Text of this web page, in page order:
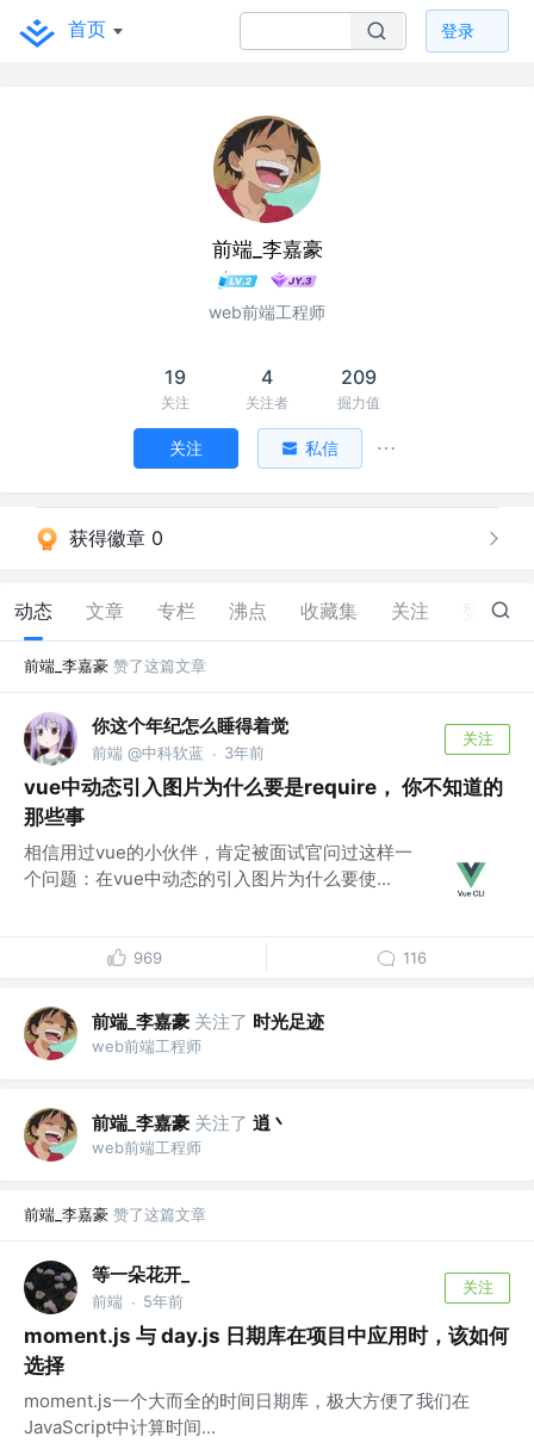
首页 登录
前端_李嘉豪
web前端工程师
19
关注
4
关注者
209
掘力值
关注 私信
获得徽章 0
动态 文章 专栏 沸点 收藏集 关注 7
前端_李嘉豪 赞了这篇文章
你这个年纪怎么睡得着觉
前端 @中科软蓝 · 3年前
关注
vue中动态引入图片为什么要是require， 你不知道的
那些事
相信用过vue的小伙伴，肯定被面试官问过这样一
个问题：在vue中动态的引入图片为什么要使...
969 116
前端_李嘉豪 关注了 时光足迹
web前端工程师
前端_李嘉豪 关注了 逍丶
web前端工程师
前端_李嘉豪 赞了这篇文章
等一朵花开_
前端 · 5年前
关注
moment.js 与 day.js 日期库在项目中应用时，该如何
选择
moment.js一个大而全的时间日期库，极大方便了我们在
JavaScript中计算时间...